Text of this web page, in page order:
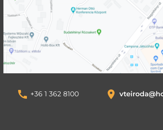
+36 1 362 8100